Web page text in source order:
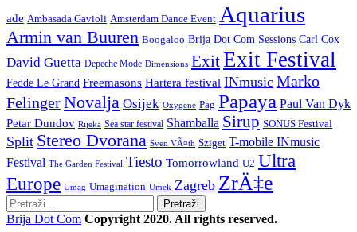
ade Ambasada Gavioli Amsterdam Dance Event Aquarius
Armin van Buuren Boogaloo Brija Dot Com Sessions Carl Cox
David Guetta Depeche Mode Dimensions ExitExit Festival
Fedde Le Grand Freemasons Hartera festival INmusic Marko
FelingerNovalja Osijek Oxygene Pag Papaya Paul Van Dyk
Petar Dundov Rijeka Sea star festival Shamballa Sirup SONUS Festival
Split Stereo Dvorana Sven VÃ¤th Sziget T-mobile INmusic
Festival The Garden Festival Tiesto Tomorrowland U2 Ultra
Europe Umag Umagination Umek Zagreb ZrÄ‡e
Pretraži:
Brija Dot Com Copyright 2020. All rights reserved.